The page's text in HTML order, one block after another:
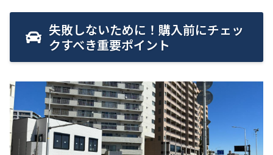
失敗しないために！購入前にチェッ
クすべき重要ポイント